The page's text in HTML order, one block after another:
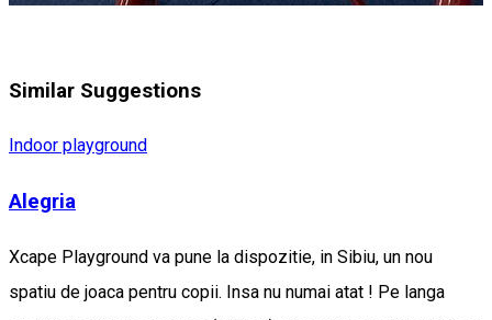
Similar Suggestions
Indoor playground
Alegria
Xcape Playground va pune la dispozitie, in Sibiu, un nou
spatiu de joaca pentru copii. Insa nu numai atat ! Pe langa